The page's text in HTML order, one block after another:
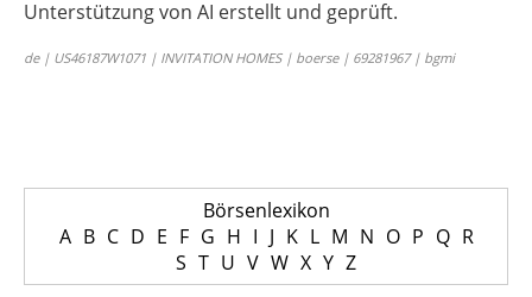
Unterstützung von AI erstellt und geprüft.
de | US46187W1071 | INVITATION HOMES | boerse | 69281967 | bgmi
Börsenlexikon
A B C D E F G H I J K L M N O P Q R
S T U V W X Y Z